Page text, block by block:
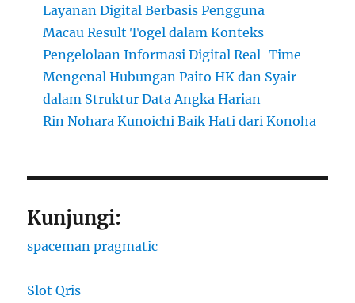
Layanan Digital Berbasis Pengguna
Macau Result Togel dalam Konteks
Pengelolaan Informasi Digital Real-Time
Mengenal Hubungan Paito HK dan Syair
dalam Struktur Data Angka Harian
Rin Nohara Kunoichi Baik Hati dari Konoha
Kunjungi:
spaceman pragmatic
Slot Qris